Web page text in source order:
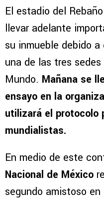
El estadio del
llevar adelante
su inmueble debido
una de las tres
Mundo. Mañana se
ensayo en la
utilizará el protocolo
mundialistas.
En medio de este
Nacional de México
segundo amistoso